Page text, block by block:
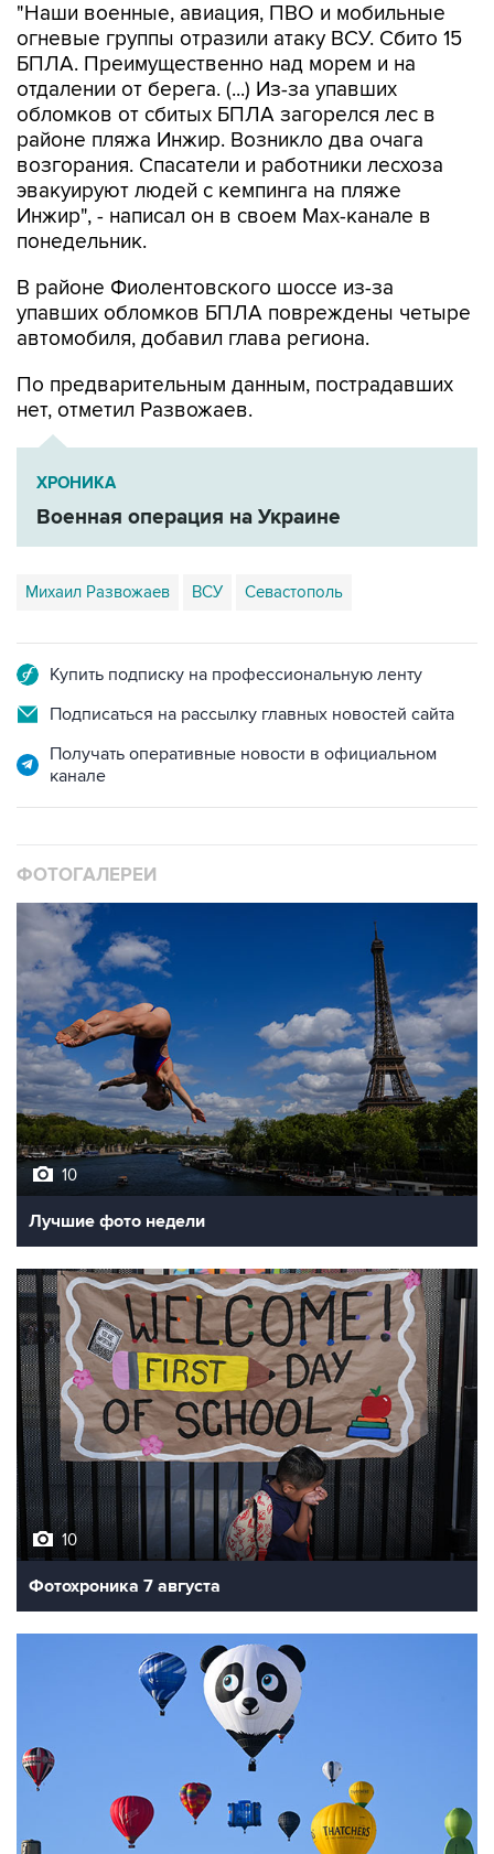
"Наши военные, авиация, ПВО и мобильные
огневые группы отразили атаку ВСУ. Сбито 15
БПЛА. Преимущественно над морем и на
отдалении от берега. (...) Из-за упавших
обломков от сбитых БПЛА загорелся лес в
районе пляжа Инжир. Возникло два очага
возгорания. Спасатели и работники лесхоза
эвакуируют людей с кемпинга на пляже
Инжир", - написал он в своем Мах-канале в
понедельник.
В районе Фиолентовского шоссе из-за
упавших обломков БПЛА повреждены четыре
автомобиля, добавил глава региона.
По предварительным данным, пострадавших
нет, отметил Развожаев.
ХРОНИКА
Военная операция на Украине
Михаил Развожаев ВСУ Севастополь
Купить подписку на профессиональную ленту
Подписаться на рассылку главных новостей сайта
Получать оперативные новости в официальном
канале
ФОТОГАЛЕРЕИ
10
Лучшие фото недели
10
Фотохроника 7 августа